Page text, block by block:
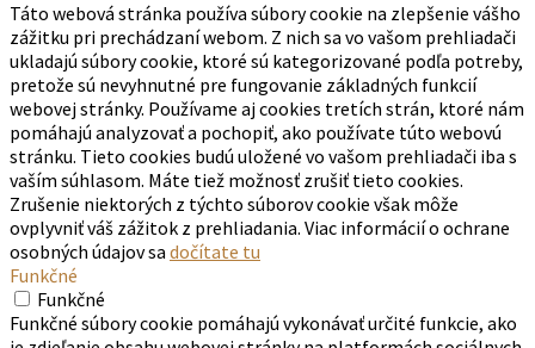
Táto webová stránka používa súbory cookie na zlepšenie vášho
zážitku pri prechádzaní webom. Z nich sa vo vašom prehliadači
ukladajú súbory cookie, ktoré sú kategorizované podľa potreby,
pretože sú nevyhnutné pre fungovanie základných funkcií
webovej stránky. Používame aj cookies tretích strán, ktoré nám
pomáhajú analyzovať a pochopiť, ako používate túto webovú
stránku. Tieto cookies budú uložené vo vašom prehliadači iba s
vaším súhlasom. Máte tiež možnosť zrušiť tieto cookies.
Zrušenie niektorých z týchto súborov cookie však môže
ovplyvniť váš zážitok z prehliadania. Viac informácií o ochrane
osobných údajov sa dočítate tu
Funkčné
Funkčné
Funkčné súbory cookie pomáhajú vykonávať určité funkcie, ako